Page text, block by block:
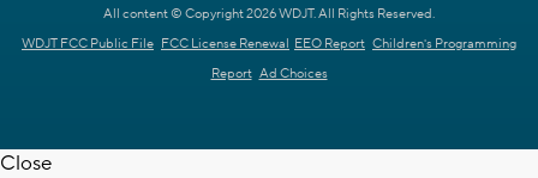
All content © Copyright 2026 WDJT. All Rights Reserved.
WDJT FCC Public File FCC License Renewal EEO Report Children's Programming
Report Ad Choices
Close